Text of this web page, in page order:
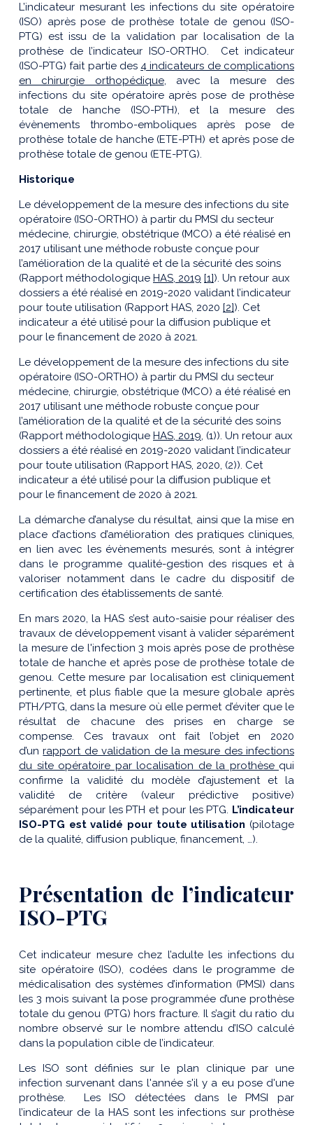
L’indicateur mesurant les infections du site opératoire
(ISO) après pose de prothèse totale de genou (ISO-
PTG) est issu de la validation par localisation de la
prothèse de l’indicateur ISO-ORTHO. Cet indicateur
(ISO-PTG) fait partie des4 indicateurs de complications
en chirurgie orthopédique, avec la mesure des
infections du site opératoire après pose de prothèse
totale de hanche (ISO-PTH), et la mesure des
évènements thrombo-emboliques après pose de
prothèse totale de hanche (ETE-PTH) et après pose de
prothèse totale de genou (ETE-PTG).
Historique
Le développement de la mesure des infections du site
opératoire (ISO-ORTHO) à partir du PMSI du secteur
médecine, chirurgie, obstétrique (MCO) a été réalisé en
2017 utilisant une méthode robuste conçue pour
l’amélioration de la qualité et de la sécurité des soins
(Rapport méthodologique HAS, 2019 [1]). Un retour aux
dossiers a été réalisé en 2019-2020 validant l’indicateur
pour toute utilisation (Rapport HAS, 2020 [2]). Cet
indicateur a été utilisé pour la diffusion publique et
pour le financement de 2020 à 2021.
Le développement de la mesure des infections du site
opératoire (ISO-ORTHO) à partir du PMSI du secteur
médecine, chirurgie, obstétrique (MCO) a été réalisé en
2017 utilisant une méthode robuste conçue pour
l’amélioration de la qualité et de la sécurité des soins
(Rapport méthodologique HAS, 2019, (1)). Un retour aux
dossiers a été réalisé en 2019-2020 validant l’indicateur
pour toute utilisation (Rapport HAS, 2020, (2)). Cet
indicateur a été utilisé pour la diffusion publique et
pour le financement de 2020 à 2021.
La démarche d’analyse du résultat, ainsi que la mise en
place d’actions d’amélioration des pratiques cliniques,
en lien avec les évènements mesurés, sont à intégrer
dans le programme qualité-gestion des risques et à
valoriser notamment dans le cadre du dispositif de
certification des établissements de santé.
En mars 2020, la HAS s’est auto-saisie pour réaliser des
travaux de développement visant à valider séparément
la mesure de l'infection 3 mois après pose de prothèse
totale de hanche et après pose de prothèse totale de
genou. Cette mesure par localisation est cliniquement
pertinente, et plus fiable que la mesure globale après
PTH/PTG, dans la mesure où elle permet d’éviter que le
résultat de chacune des prises en charge se
compense. Ces travaux ont fait l’objet en 2020
d’unrapport de validation de la mesure des infections
du site opératoire par localisation de la prothèse qui
confirme la validité du modèle d’ajustement et la
validité de critère (valeur prédictive positive)
séparément pour les PTH et pour les PTG. L’indicateur
ISO-PTG est validé pour toute utilisation (pilotage
de la qualité, diffusion publique, financement, …).
Présentation de l’indicateur
ISO-PTG
Cet indicateur mesure chez l’adulte les infections du
site opératoire (ISO), codées dans le programme de
médicalisation des systèmes d’information (PMSI) dans
les 3 mois suivant la pose programmée d’une prothèse
totale du genou (PTG) hors fracture. Il s’agit du ratio du
nombre observé sur le nombre attendu d’ISO calculé
dans la population cible de l’indicateur.
Les ISO sont définies sur le plan clinique par une
infection survenant dans l'année s'il y a eu pose d'une
prothèse. Les ISO détectées dans le PMSI par
l’indicateur de la HAS sont les infections sur prothèse